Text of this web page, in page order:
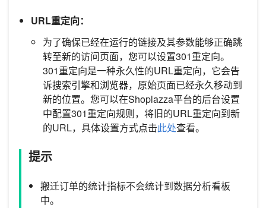
URL重定向：
为了确保已经在运行的链接及其参数能够正确跳
转至新的访问页面，您可以设置301重定向。
301重定向是一种永久性的URL重定向，它会告
诉搜索引擎和浏览器，原始页面已经永久移动到
新的位置。您可以在Shoplazza平台的后台设置
中配置301重定向规则，将旧的URL重定向到新
的URL，具体设置方式点击此处查看。
提示
搬迁订单的统计指标不会统计到数据分析看板
中。